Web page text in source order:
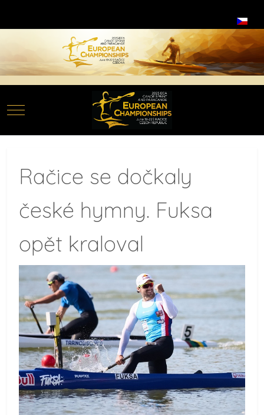
Mobile Menu Toggle
Račice se dočkaly
české hymny. Fuksa
opět kraloval